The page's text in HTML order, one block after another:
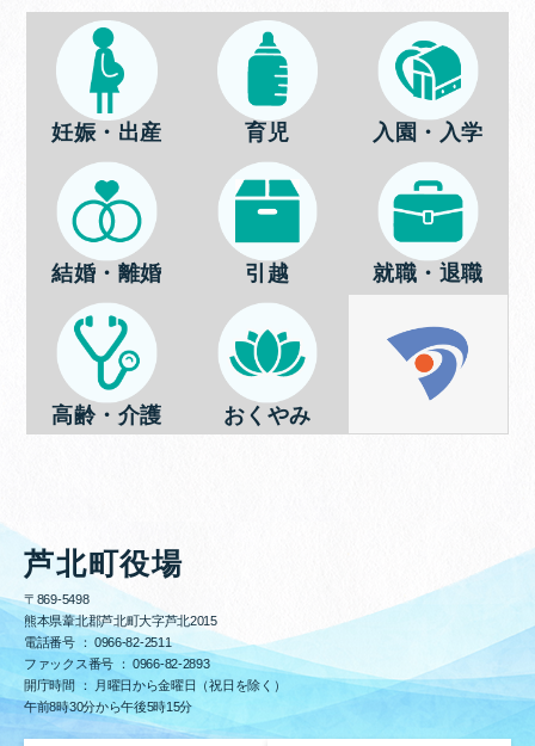
妊娠・出産 育児 入園・入学
結婚・離婚 引越 就職・退職
高齢・介護 おくやみ
芦北町役場
〒869-5498
熊本県葦北郡芦北町大字芦北2015
電話番号 ： 0966-82-2511
ファックス番号 ： 0966-82-2893
開庁時間 ： 月曜日から金曜日（祝日を除く）
午前8時30分から午後5時15分